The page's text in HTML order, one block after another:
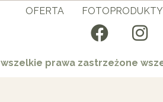
OFERTA FOTOPRODUKTY
wszelkie prawa zastrzeżone